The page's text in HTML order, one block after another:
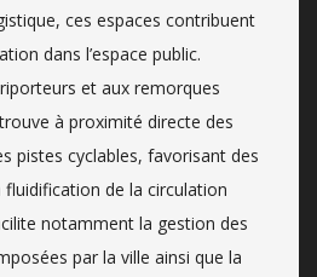
ces espaces contribuent
dans l’espace public.
et aux remorques
à proximité directe des
pistes cyclables, favorisant des
de la circulation
notamment la gestion des
par la ville ainsi que la